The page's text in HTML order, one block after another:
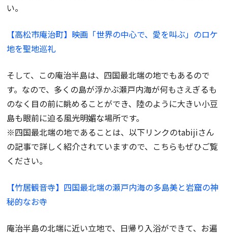
い。
【高松市庵治町】映画「世界の中心で、愛を叫ぶ」のロケ
地を聖地巡礼
そして、この庵治半島は、四国最北端の地でもあるので
す。なので、多くの島が浮かぶ瀬戸内海が何もさえぎるも
のなく目の前に眺めることができ、陸のように大きい小豆
島も眼前に迫る風光明媚な場所です。
※四国最北端の地であることは、以下リンクのtabijiさん
の記事で詳しく紹介されていますので、こちらもぜひご覧
ください。
【竹居観音寺】四国最北端の瀬戸内海の多島美と岩窟の神
秘的なお寺
庵治半島の北端に近い立地で、日帰り入浴ができて、お遍